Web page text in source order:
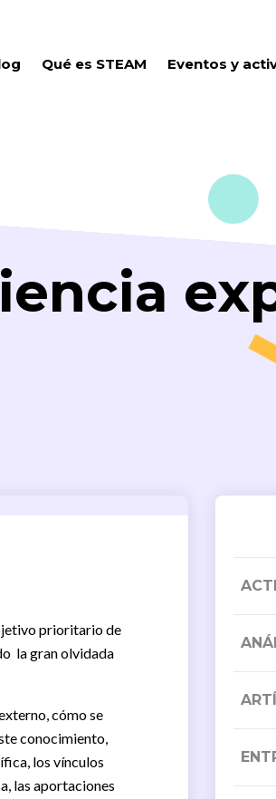
Qué es STEAM Eventos y
prioritario de
la gran olvidada
cómo se
conocimiento,
los vínculos
las aportaciones